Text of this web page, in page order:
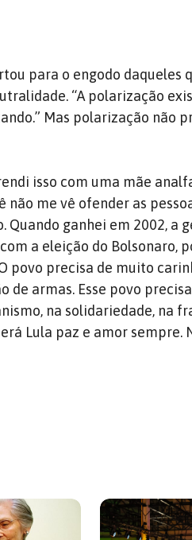
para o engodo daqueles
“A polarização
Mas polarização não
isso com uma mãe
me vê ofender as
ganhei em 2002, a
a eleição do Bolsonaro,
povo precisa de muito
de armas. Esse povo
na solidariedade, na
Lula paz e amor sempre.